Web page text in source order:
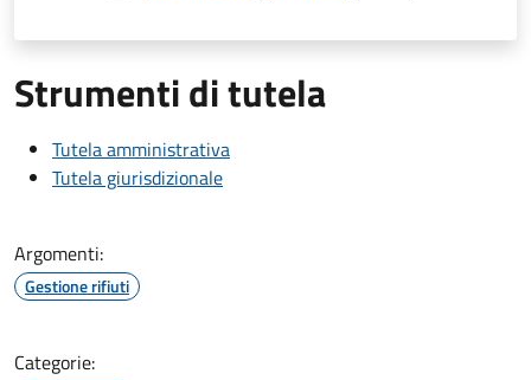
Strumenti di tutela
Tutela amministrativa
Tutela giurisdizionale
Argomenti:
Gestione rifiuti
Categorie: